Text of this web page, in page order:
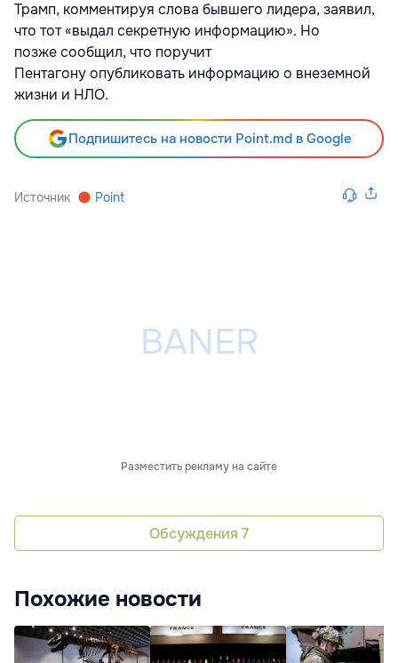
Трамп, комментируя слова бывшего лидера, заявил,
что тот «выдал секретную информацию». Но
позже сообщил, что поручит
Пентагону опубликовать информацию о внеземной
жизни и НЛО.
Подпишитесь на новости Point.md в Google
Источник Point
Разместить рекламу на сайте
Обсуждения 7
Похожие новости